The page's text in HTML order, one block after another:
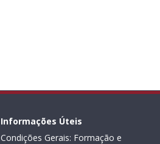
Informações Úteis
Condições Gerais: Formação e